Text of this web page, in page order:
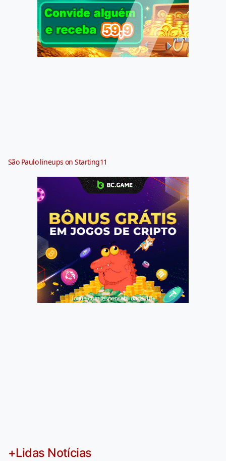
São Paulo lineups on Starting11
Jogue com responsabilidade. 18+
+Lidas Notícias